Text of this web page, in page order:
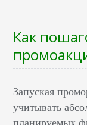
Как
Запуская
учитывать